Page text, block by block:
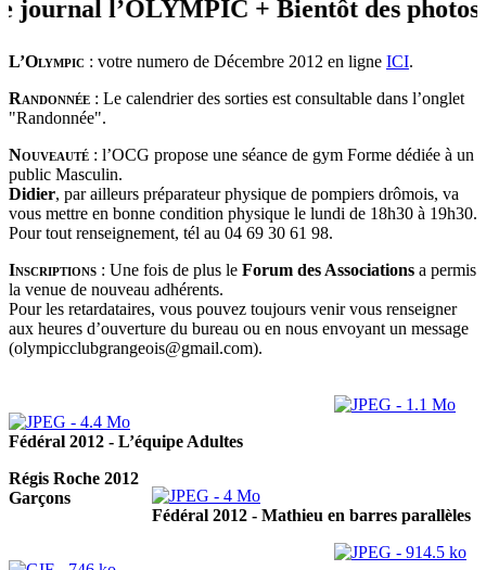
l’OLYMPIC + Bientôt des photos
L’Olympic : votre numero de Décembre 2012 en ligne ICI.
Randonnée : Le calendrier des sorties est consultable dans l’onglet
"Randonnée".
Nouveauté : l’OCG propose une séance de gym Forme dédiée à un
public Masculin.
Didier, par ailleurs préparateur physique de pompiers drômois, va
vous mettre en bonne condition physique le lundi de 18h30 à 19h30.
Pour tout renseignement, tél au 04 69 30 61 98.
Inscriptions : Une fois de plus le Forum des Associations a permis
la venue de nouveau adhérents.
Pour les retardataires, vous pouvez toujours venir vous renseigner
aux heures d’ouverture du bureau ou en nous envoyant un message
(olympicclubgrangeois@gmail.com).
Fédéral 2012 - L’équipe Adultes
Fédéral 2012 - Mathieu en barres parallèles
Régis Roche 2012
Garçons